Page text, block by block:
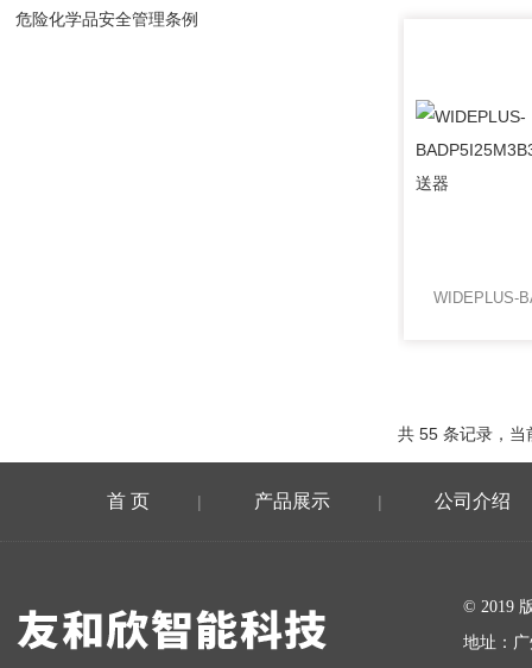
共 55 条记录，
危险化学品安全管理条例
首 页 | 产品展示 | 公司介绍
© 2019
地址：